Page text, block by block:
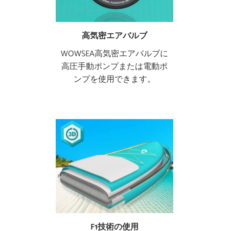
高気密エアバルブ
WOWSEA高気密エアバルブに
高圧手動ポンプまたは電動ポ
ンプを使用できます。
F1技術の使用